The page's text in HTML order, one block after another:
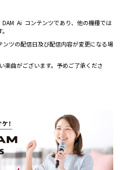
Ai コンテンツであり、他の機種では
ツの配信日及び配信内容が変更になる場
楽曲がございます。予めご了承くださ